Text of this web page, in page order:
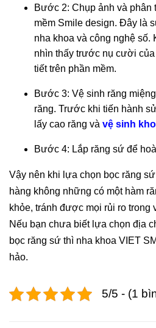
Bước 2: Chụp ảnh và
mềm Smile design. Đây là
nha khoa và công nghệ
nhìn thấy trước nụ cười
tiết trên phần mềm.
Bước 3: Vệ sinh răng
răng. Trước khi tiến hành
lấy cao răng và vệ sinh
Bước 4: Lắp răng sứ để
Vậy nên khi lựa chọn bọc răng
hàng không những có một hàm
khỏe, tránh được mọi rủi ro trong
Nếu bạn chưa biết lựa chọn địa
bọc răng sứ thì nha khoa VIET
hảo.
5/5 - (1